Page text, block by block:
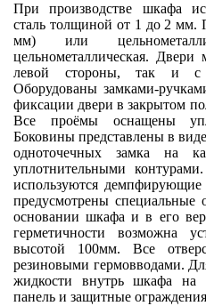
При производстве шкафа
сталь толщиной от 1 до 2 мм.
мм) или
цельнометаллическая. Двери
левой стороны, так и с
Оборудованы замками-
фиксации двери в закрытом
Все проёмы оснащены
Боковины представлены в
одноточечных замка на
уплотнительными
используются
предусмотрены специальные
основании шкафа и в его
герметичности возможна
высотой 100мм. Все
резиновыми гермовводами.
жидкости внутрь шкафа на
панель и защитные